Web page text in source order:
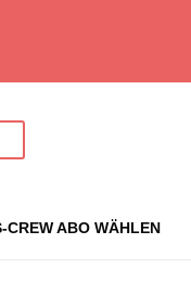
CREW ABO WÄHLEN